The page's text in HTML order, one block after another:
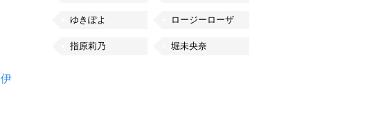
伊
ゆきぽよ ロージーローザ
指原莉乃 堀未央奈